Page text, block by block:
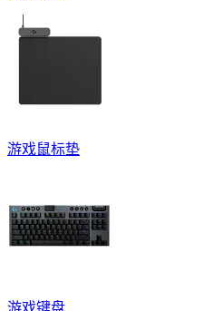
游戏鼠标垫
游戏键盘